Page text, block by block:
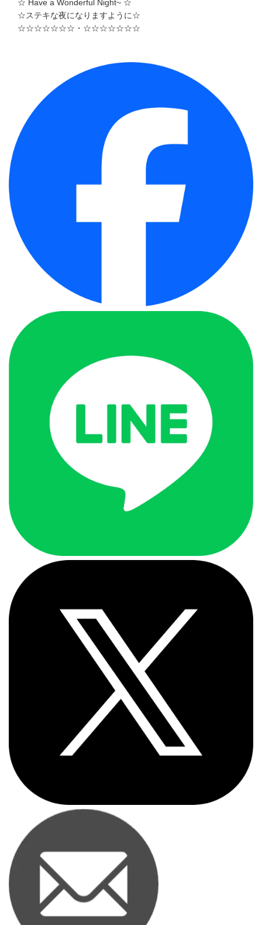
☆ Have a Wonderful Night~ ☆
☆ステキな夜になりますように☆
☆☆☆☆☆☆☆・☆☆☆☆☆☆☆